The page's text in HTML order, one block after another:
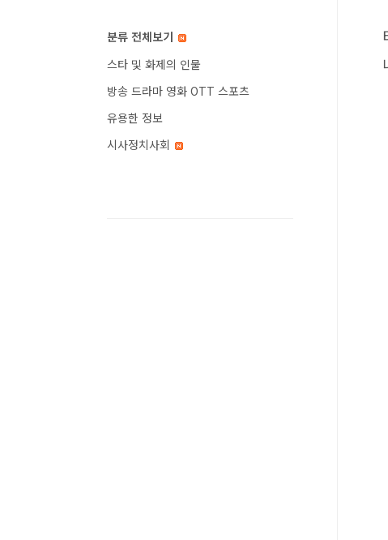
분류 전체보기
스타 및 화제의 인물
방송 드라마 영화 OTT 스포츠
유용한 정보
시사정치사회